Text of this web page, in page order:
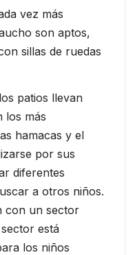
vez más
son aptos,
sillas de ruedas
patios llevan
los más
hamacas y el
por sus
diferentes
a otros niños.
con un sector
está
los niños